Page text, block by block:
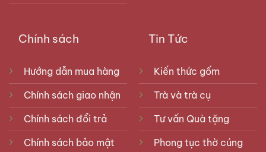
Chính sách
Hướng dẫn mua hàng
Chính sách giao nhận
Chính sách đổi trả
Chính sách bảo mật
Tin Tức
Kiến thức gốm
Trà và trà cụ
Tư vấn Quà tặng
Phong tục thờ cúng